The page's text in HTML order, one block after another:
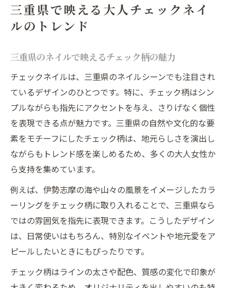
三重県の最新ネイル事情とチェック柄の関
係
指先映えするネイルのチェック柄新提案集
季節感を楽しむ三重県流チェックネイル解
説
最新トレンドのネイルチェック柄取り入れ
術
ネイルデザインで際立つチェック柄の選び
方
力
洗練された三重の雰囲気漂うチェックネイル術
三重らしさ漂う洗練ネイルチェック術を紹
介
法
三重県で映える大人チェックネイ
ルのトレンド
三重県のネイルで映えるチェック柄の魅力
チェックネイルは、三重県のネイルシーンでも注目され
ているデザインのひとつです。特に、チェック柄はシン
プルながらも指先にアクセントを与え、さりげなく個性
を表現できる点が魅力です。三重県の自然や文化的な要
素をモチーフにしたチェック柄は、地元らしさを演出し
ながらもトレンド感を楽しめるため、多くの大人女性か
ら支持を集めています。
例えば、伊勢志摩の海や山々の風景をイメージしたカラ
ーリングをチェック柄に取り入れることで、三重県なら
ではの雰囲気を指先に表現できます。こうしたデザイン
は、日常使いはもちろん、特別なイベントや地元愛をア
ピールしたいときにもぴったりです。
チェック柄はラインの太さや配色、質感の変化で印象が